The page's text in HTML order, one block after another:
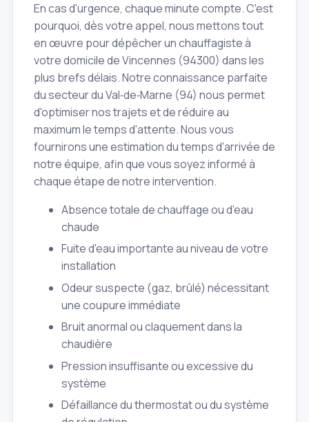
En cas d'urgence, chaque minute compte. C'est
pourquoi, dès votre appel, nous mettons tout
en œuvre pour dépêcher un chauffagiste à
votre domicile de Vincennes (94300) dans les
plus brefs délais. Notre connaissance parfaite
du secteur du Val‑de‑Marne (94) nous permet
d'optimiser nos trajets et de réduire au
maximum le temps d'attente. Nous vous
fournirons une estimation du temps d'arrivée de
notre équipe, afin que vous soyez informé à
chaque étape de notre intervention.
Absence totale de chauffage ou d'eau
chaude
Fuite d'eau importante au niveau de votre
installation
Odeur suspecte (gaz, brûlé) nécessitant
une coupure immédiate
Bruit anormal ou claquement dans la
chaudière
Pression insuffisante ou excessive du
système
Défaillance du thermostat ou du système